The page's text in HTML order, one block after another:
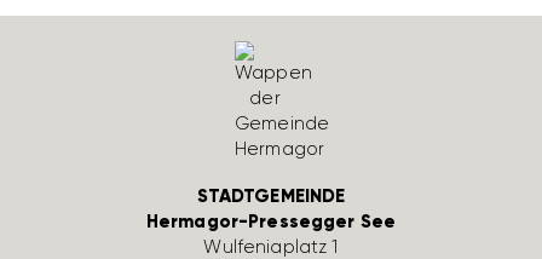
STADTGEMEINDE
Hermagor-Pressegger See
Wulfe­nia­platz 1